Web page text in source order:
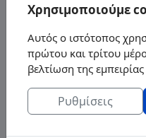
Επικοινωνία
Ημερολόγιο
Αύγουστος,
Χρησιμοποιούμε
Αυτός ο ιστότοπος
πρώτου και τρίτου
βελτίωση της
Ρυθμίσεις